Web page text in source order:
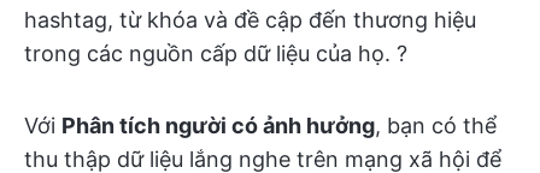
hashtag, từ khóa và đề cập đến thương hiệu
trong các nguồn cấp dữ liệu của họ. ?️
Với Phân tích người có ảnh hưởng, bạn có thể
thu thập dữ liệu lắng nghe trên mạng xã hội để